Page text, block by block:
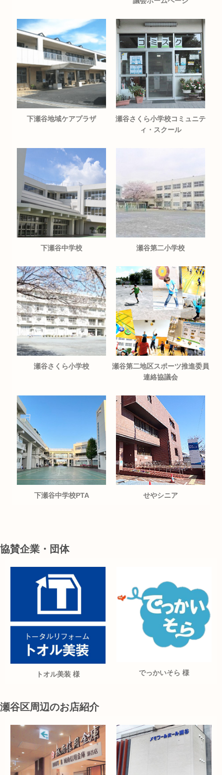
下瀬谷地域ケアプラザ
瀬谷さくら小学校コミュニテ
ィ・スクール
下瀬谷中学校 瀬谷第二小学校
瀬谷さくら小学校
瀬谷第二地区スポーツ推進委員
連絡協議会
下瀬谷中学校PTA せやシニア
協賛企業・団体
トオル美装 様 でっかいそら 様
瀬谷区周辺のお店紹介